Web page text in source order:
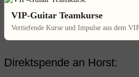
VIP-Guitar Teamkurse
Vertiefende Kurse und Impulse aus dem
Direktspende an Horst: